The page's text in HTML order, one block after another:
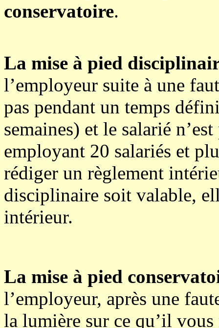
conservatoire.
La mise à pied
l’employeur suite à une
pas pendant un temps
semaines) et le salarié
employant 20 salariés et
rédiger un règlement
disciplinaire soit valable,
intérieur.
La mise à pied
l’employeur, après une
la lumière sur ce qu’il